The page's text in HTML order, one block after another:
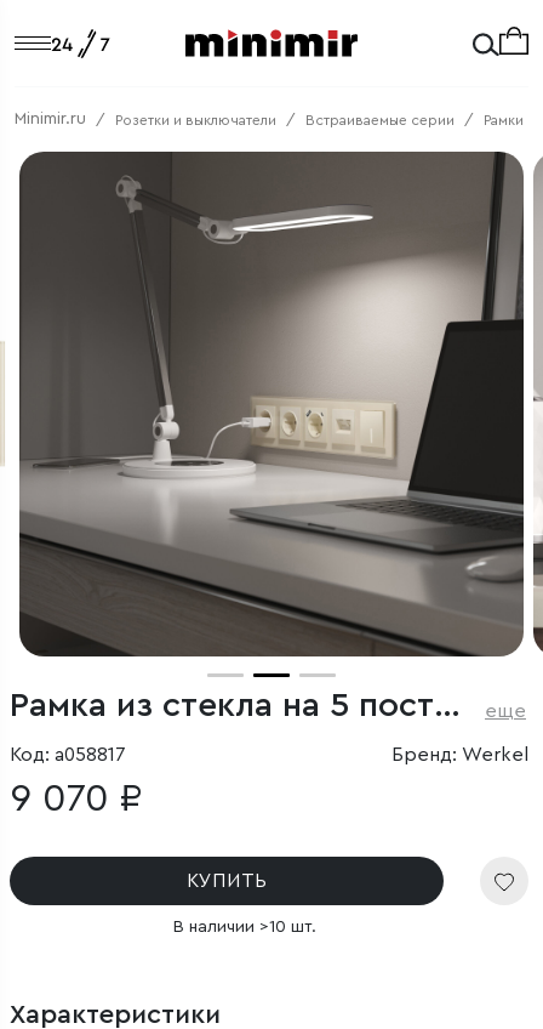
Minimir.ru Розетки и выключатели Встраиваемые серии Рамки
Рамка из стекла на 5 постов Favorit молочный еще
Код: a058817 Бренд: Werkel
9 070 ₽
КУПИТЬ
В наличии >10 шт.
Характеристики